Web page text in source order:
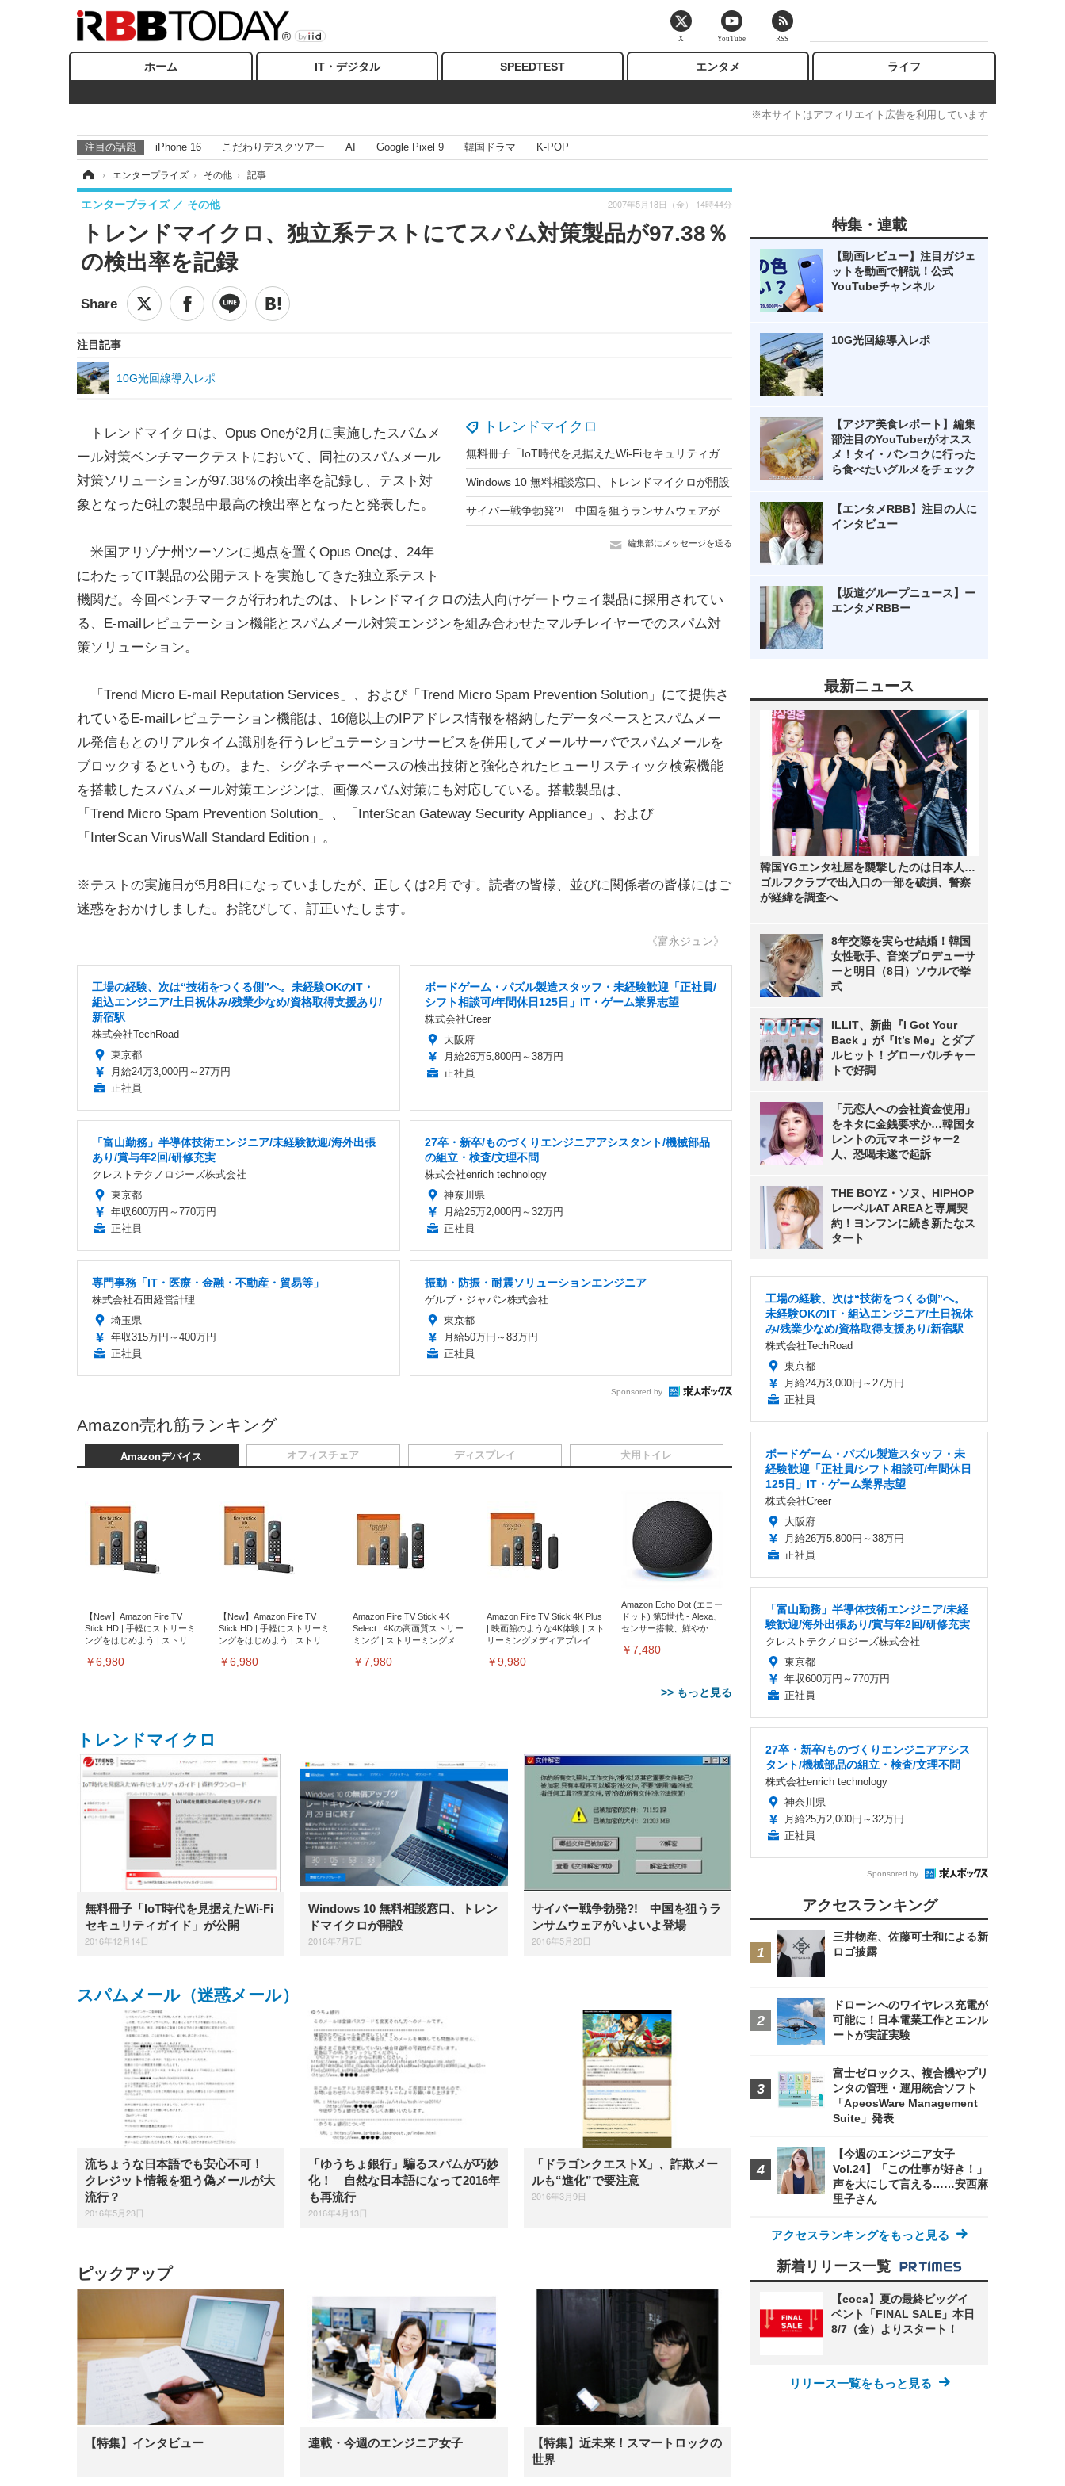
ホーム IT・デジタル SPEEDTEST エンタメ ライフ
※本サイトはアフィリエイト広告を利用しています
注目の話題 iPhone 16 こだわりデスクツアー AI Google Pixel 9 韓国ドラマ K-POP
› エンタープライズ › その他 › 記事
トレンドマイクロ、独立系テストにてスパム対策製品が97.38％
の検出率を記録
エンタープライズ その他 2007年5月18日（金） 14時44分
注目記事
10G光回線導入レポ
トレンドマイクロ
無料冊子「IoT時代を見据えたWi-Fiセキュリティガイド」が公開
Windows 10 無料相談窓口、トレンドマイクロが開設
編集部にメッセージを送る
トレンドマイクロは、Opus Oneが2月に実施したスパムメ
ール対策ベンチマークテストにおいて、同社のスパムメール
対策ソリューションが97.38％の検出率を記録し、テスト対
象となった6社の製品中最高の検出率となったと発表した。
米国アリゾナ州ツーソンに拠点を置くOpus Oneは、24年
にわたってIT製品の公開テストを実施してきた独立系テスト
機関だ。今回ベンチマークが行われたのは、トレンドマイクロの法人向けゲートウェイ製品に採用されてい
る、E-mailレピュテーション機能とスパムメール対策エンジンを組み合わせたマルチレイヤーでのスパム対
策ソリューション。
「Trend Micro E-mail Reputation Services」、および「Trend Micro Spam Prevention Solution」にて提供さ
れているE-mailレピュテーション機能は、16億以上のIPアドレス情報を格納したデータベースとスパムメー
ル発信もとのリアルタイム識別を行うレピュテーションサービスを併用してメールサーバでスパムメールを
ブロックするというもの。また、シグネチャーベースの検出技術と強化されたヒューリスティック検索機能
を搭載したスパムメール対策エンジンは、画像スパム対策にも対応している。搭載製品は、
「Trend Micro Spam Prevention Solution」、「InterScan Gateway Security Appliance」、および
「InterScan VirusWall Standard Edition」。
※テストの実施日が5月8日になっていましたが、正しくは2月です。読者の皆様、並びに関係者の皆様にはご
迷惑をおかけしました。お詫びして、訂正いたします。
《富永ジュン》
工場の経験、次は“技術をつくる側”へ。未経験OKのIT・
組込エンジニア/土日祝休み/残業少なめ/資格取得支援あり/
新宿駅
株式会社TechRoad
東京都
月給24万3,000円～27万円
正社員
ボードゲーム・パズル製造スタッフ・未経験歓迎「正社員/
シフト相談可/年間休日125日」IT・ゲーム業界志望
株式会社Creer
大阪府
月給26万5,800円～38万円
正社員
「富山勤務」半導体技術エンジニア/未経験歓迎/海外出張
あり/賞与年2回/研修充実
クレストテクノロジーズ株式会社
東京都
年収600万円～770万円
正社員
27卒・新卒/ものづくりエンジニアアシスタント/機械部品
の組立・検査/文理不問
株式会社enrich technology
神奈川県
月給25万2,000円～32万円
正社員
専門事務「IT・医療・金融・不動産・貿易等」
株式会社石田経営計理
埼玉県
年収315万円～400万円
正社員
振動・防振・耐震ソリューションエンジニア
ゲルブ・ジャパン株式会社
東京都
月給50万円～83万円
正社員
Sponsored by
Amazon売れ筋ランキング
Amazonデバイス
【New】Amazon Fire TV
Stick HD | 手軽にストリーミ
ングをはじめよう | ストリー
￥6,980
【New】Amazon Fire TV
Stick HD | 手軽にストリーミ
ングをはじめよう | ストリー
￥6,980
Amazon Fire TV Stick 4K
Select | 4Kの高画質ストリー
ミング | ストリーミングメデ
￥7,980
Amazon Fire TV Stick 4K Plus
| 映画館のような4K体験 | スト
リーミングメディアプレイヤ
￥9,980
Amazon Echo Dot (エコー
ドット) 第5世代 - Alexa、
センサー搭載、鮮やかな
￥7,480
>> もっと見る
オフィスチェア
[EdoErgo] オフィスチェア 椅
子 テレワーク 疲れない 跳ね
上げ式アームレスト コンパク
ト 約105度ロッキング pc 事務
ナイロン樹脂ベース 通気性メ
ッシュ 在宅ワーク H-
WY01(黒網+黒枠+黒足)
SIHOO B100 オフィスチェア
／デスクチェア メッシュチェ
ア 人間工学 疲れない ブラッ
￥27,999
Sezlife オフィスチェア デスク
チェア 疲れない テレワーク
チェア 強化バックレスト 30
度ロッキング機能 人間工学 椅
式アームレスト 3Dヘッドレス
ト ハンガー付き 高反発クッシ
ョン PCチェア 通気性メッシ
ュ ゲーミング/勉強/事務用 お
Sezlife オフィスチェア デスク
チェア 疲れない テレワーク
チェア 強化バックレスト 30度
ロッキング機能 人間工学 椅子
ームレスト 3Dヘッドレスト
ハンガー付き 高反発クッショ
ン PCチェア 通気性メッシュ
ゲーミング/勉強/事務用 おし
￥7,680
ANDWINT オフィスチェ
ア デスクチェア 肘なし メ
ッシュ 通気性 ランバーサ
ポート付き 腰サポート ガ
ス圧無段階昇降 360度回
クト 幅52×奥行58.5×高さ
84～96cm テレワーク 在
ディスプレイ
EIZO ビジネス向けプレミア
ムモニター | FlexScan
EV3240X-WT | 31.5型4K
UHD・USB Type-C・ホワイ
￥105,595
EIZO ビジネス向けプレミア
ムモニター | FlexScan
EV2740X-WT | 27.0型4K
UHD・USB Type-C・ホワイ
ト
￥109,572
【純正品】27"ゲーミングモ
ニター DualSense 充電フッ
ク付き（CFI-ZDM1J）
￥49,979
【整備済み品】Dell
E2724HS 27インチ 液晶モ
ニター フル
HD（1920×1080）VA 非光
沢 HDMI/DisplayPort/VGA
イベル VESA対応
ComfortView ビジネス向け
￥15,800
【MiniLED/24.5inch/280Hz/FHD】
GRAPHT THE SHOOTER
Gaming Monitor 24” Essential ゲ
ーミングモニター QD 24.5インチ
1ms FHD 量子ドット 残像低減 (3
犬用トイレ
Amazonベーシック ペットシ
ーツ 薄型 レギュラー 1回使い
捨て 無香料 ホワイト 300枚
Amazonベーシック ペットシ
ーツ 厚型 ワイド 42枚x2袋(84
枚) ホワイト(吸収面:ライトブ
￥3,234
ネオ・ルーライフ ネオ・オム
ツ L 中型犬用 26枚入り 単品
￥1,800
Smart Basic(スマートベーシ
ック) 【Amazon.co.jp限定】
Smart Basic アイリスオーヤマ
ペットシーツ 超厚型 お徳用
販売)
￥3,670
アイリスオーヤマ ペット
シーツ 超厚型 お徳用 レギ
ュラー 200枚入
【Amazon.co.jp限定】
￥3,731
トレンドマイクロ
無料冊子「IoT時代を見据えたWi-Fi
セキュリティガイド」が公開
2016年12月14日
Windows 10 無料相談窓口、トレン
ドマイクロが開設
2016年7月7日
サイバー戦争勃発?! 中国を狙うラ
ンサムウェアがいよいよ登場
2016年5月20日
スパムメール（迷惑メール）
流ちょうな日本語でも安心不可！
クレジット情報を狙う偽メールが大
流行？
2016年5月23日
「ゆうちょ銀行」騙るスパムが巧妙
化！ 自然な日本語になって2016年
も再流行
2016年4月13日
「ドラゴンクエストX」、詐欺メー
ルも“進化”で要注意
2016年3月9日
ピックアップ
【特集】インタビュー 連載・今週のエンジニア女子
【特集】近未来！スマートロックの
世界
特集・連載
【動画レビュー】注目ガジェ
ットを動画で解説！公式
YouTubeチャンネル
10G光回線導入レポ
【アジア美食レポート】編集
部注目のYouTuberがオスス
メ！タイ・バンコクに行った
ら食べたいグルメをチェック
【エンタメRBB】注目の人に
インタビュー
【坂道グループニュース】ー
エンタメRBBー
最新ニュース
韓国YGエンタ社屋を襲撃したのは日本人…
ゴルフクラブで出入口の一部を破損、警察
が経緯を調査へ
8年交際を実らせ結婚！韓国
女性歌手、音楽プロデューサ
ーと明日（8日）ソウルで挙
式
ILLIT、新曲『I Got Your
Back 』が『It’s Me』とダブ
ルヒット！グローバルチャー
トで好調
「元恋人への会社資金使用」
をネタに金銭要求か…韓国タ
レントの元マネージャー2
人、恐喝未遂で起訴
THE BOYZ・ソヌ、HIPHOP
レーベルAT AREAと専属契
約！ヨンフンに続き新たなス
タート
工場の経験、次は“技術をつくる側”へ。
未経験OKのIT・組込エンジニア/土日祝休
み/残業少なめ/資格取得支援あり/新宿駅
株式会社TechRoad
東京都
月給24万3,000円～27万円
正社員
ボードゲーム・パズル製造スタッフ・未
経験歓迎「正社員/シフト相談可/年間休日
125日」IT・ゲーム業界志望
株式会社Creer
大阪府
月給26万5,800円～38万円
正社員
「富山勤務」半導体技術エンジニア/未経
験歓迎/海外出張あり/賞与年2回/研修充実
クレストテクノロジーズ株式会社
東京都
年収600万円～770万円
正社員
27卒・新卒/ものづくりエンジニアアシス
タント/機械部品の組立・検査/文理不問
株式会社enrich technology
神奈川県
月給25万2,000円～32万円
正社員
Sponsored by
アクセスランキング
三井物産、佐藤可士和による新
ロゴ披露
ドローンへのワイヤレス充電が
可能に！日本電業工作とエンル
ートが実証実験
富士ゼロックス、複合機やプリ
ンタの管理・運用統合ソフト
「ApeosWare Management
Suite」発表
【今週のエンジニア女子
Vol.24】「この仕事が好き！」
声を大にして言える……安西麻
里子さん
アクセスランキングをもっと見る
新着リリース一覧
【coca】夏の最終ビッグイ
ベント「FINAL SALE」本日
8/7（金）よりスタート！
リリース一覧をもっと見る
X YouTube RSS